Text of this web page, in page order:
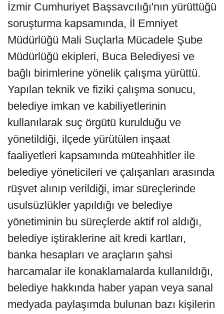
İzmir Cumhuriyet Başsavcılığı'nın yürüttüğü
soruşturma kapsamında, İl Emniyet
Müdürlüğü Mali Suçlarla Mücadele Şube
Müdürlüğü ekipleri, Buca Belediyesi ve
bağlı birimlerine yönelik çalışma yürüttü.
Yapılan teknik ve fiziki çalışma sonucu,
belediye imkan ve kabiliyetlerinin
kullanılarak suç örgütü kurulduğu ve
yönetildiği, ilçede yürütülen inşaat
faaliyetleri kapsamında müteahhitler ile
belediye yöneticileri ve çalışanları arasında
rüşvet alınıp verildiği, imar süreçlerinde
usulsüzlükler yapıldığı ve belediye
yönetiminin bu süreçlerde aktif rol aldığı,
belediye iştiraklerine ait kredi kartları,
banka hesapları ve araçların şahsi
harcamalar ile konaklamalarda kullanıldığı,
belediye hakkında haber yapan veya sanal
medyada paylaşımda bulunan bazı kişilerin